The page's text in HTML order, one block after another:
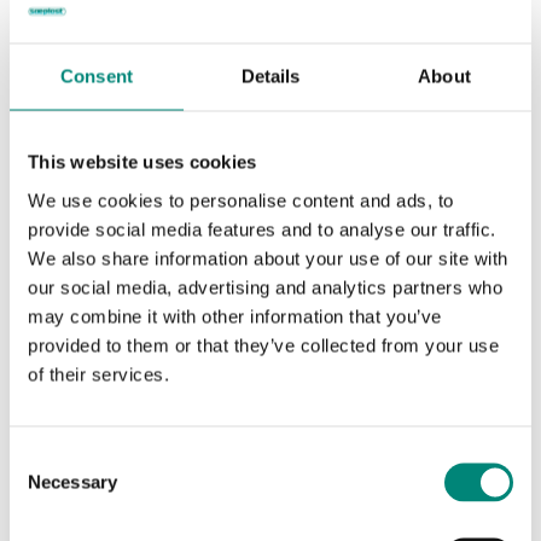
Consent Details About
This website uses cookies
We use cookies to personalise content and ads, to
provide social media features and to analyse our traffic.
We also share information about your use of our site with
our social media, advertising and analytics partners who
may combine it with other information that you’ve
provided to them or that they’ve collected from your use
of their services.
Necessary
Marcas grabadas
Las marcas grabadas garantizan la identificación individual
de cada contenedor. Estas marcas son duraderas y se
graban en la superficie exterior del contenedor. Muchos
clientes optan por grabar números de serie, el nombre de
la empresa, la ubicación de la fábrica u otra información
en sus cubetas Saeplast.